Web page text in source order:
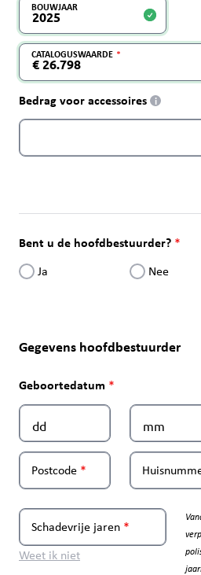
BOUWJAAR
CATALOGUSWAARDE
Bedrag voor accessoires i
Bent u de hoofdbestuurder?
Ja Nee
Gegevens hoofdbestuurder
Geboortedatum
Postcode
Schadevrije jaren
Weet ik niet